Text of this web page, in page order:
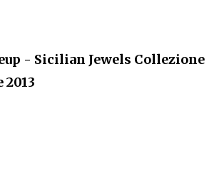
- Sicilian Jewels Collezione